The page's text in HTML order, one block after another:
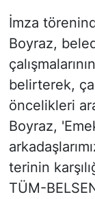
İmza
Boyraz,
belirterek,
öncelikleri
Boyraz,
terinin
TÜM-